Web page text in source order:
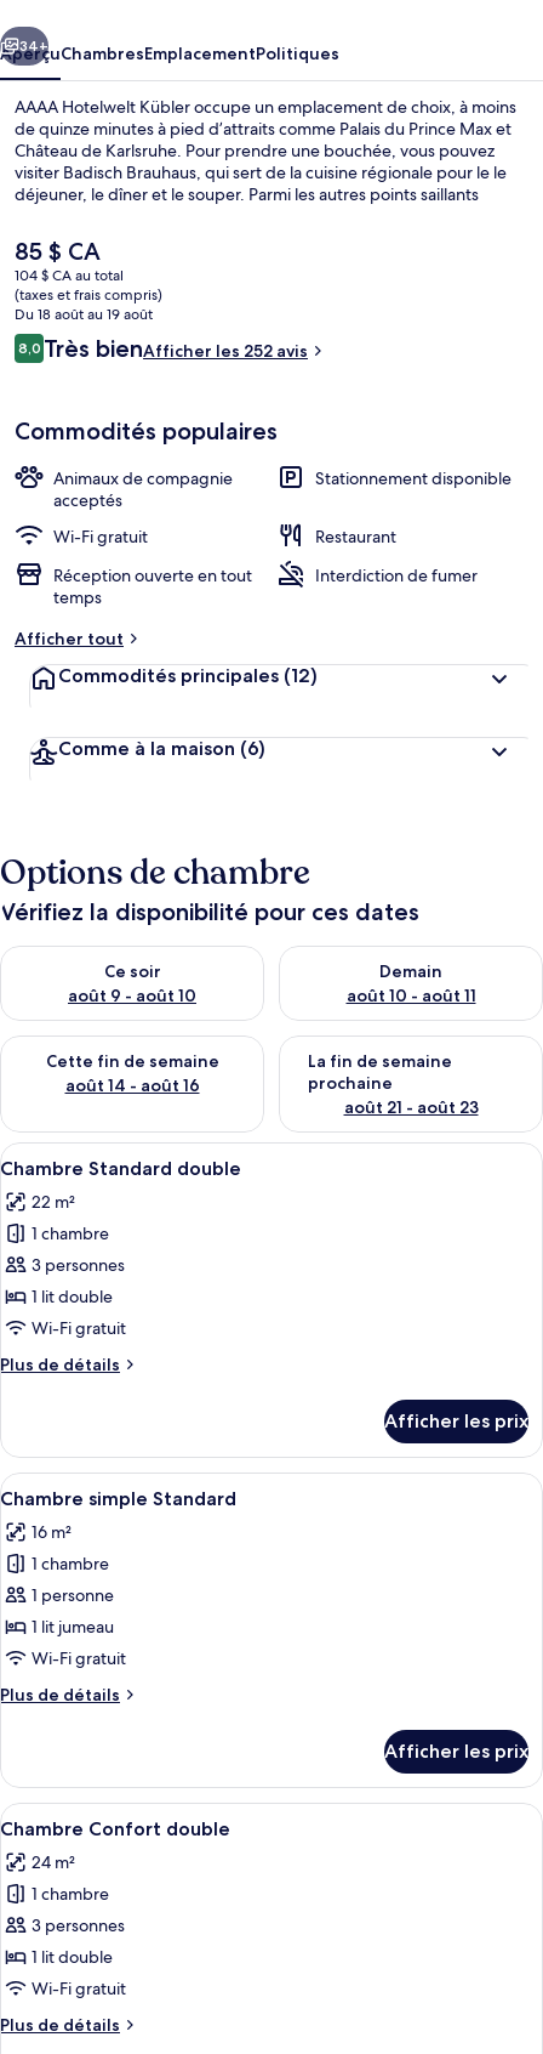
Suivant
34+
AperçuChambresEmplacementPolitiques
AAAA Hotelwelt Kübler occupe un emplacement de choix, à moins
de quinze minutes à pied d’attraits comme Palais du Prince Max et
Château de Karlsruhe. Pour prendre une bouchée, vous pouvez
visiter Badisch Brauhaus, qui sert de la cuisine régionale pour le le
déjeuner, le dîner et le souper. Parmi les autres points saillants
quelques minutes de marche : Marktplatz (Kaiserstraße U) Tram
Stop se trouve à 12 minutes et Karlstor/Bundesgerichtshof Tram
Stop est à 13 minutes.
Le
prix
actuel
est
de 85 $ CA
85 $ CA
104 $ CA au total
(taxes et frais compris)
Du 18 août au 19 août
Avis
8,08,0 sur 10 –
Très bienAfficher les 252 avis
Commodités populaires
Animaux de compagnie
acceptés
Stationnement disponible
Wi-Fi gratuit
Restaurant
Réception ouverte en tout
temps
Interdiction de fumer
Afficher tout
Commodités principales (12)
Comme à la maison (6)
Options de chambre
Vérifiez la disponibilité pour ces dates
Ce soir
août 9 - août 10
Vérifier la disponibilité pour ce soir août 9 - août 10
Demain
août 10 - août 11
Vérifier la disponibilité pour
Cette fin de semaine
août 14 - août 16
Vérifier la disponibilité pour cette fin de semaine août 14 -
La fin de semaine
prochaine
août 21 - août 23
Vérifier la disponibilité pour
Afficher
toutes
les
photos
pour
ce
type
chambre :
double
Une chambre d’hôtel avec un
5
Chambre Standard double
22 m²
1 chambre
3 personnes
1 lit double
Wi-Fi gratuit
Plus de détails
Plus
Chambre
Standard
double
Afficher les prix
Afficher
toutes
les
photos
pour
ce
type
chambre :
Standard
Une chambre d’hôtel avec un lit,
7
Chambre simple Standard
16 m²
1 chambre
1 personne
1 lit jumeau
Wi-Fi gratuit
Plus de détails
Plus
Chambre
simple
Standard
Afficher les prix
Afficher
toutes
les
photos
pour
ce
type
chambre :
Une chambre d’hôtel avec un lit en
7
Chambre Confort double
24 m²
1 chambre
3 personnes
1 lit double
Wi-Fi gratuit
Plus de détails
Plus